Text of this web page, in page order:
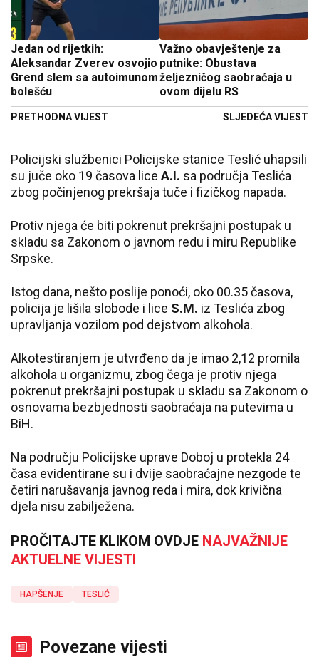
Jedan od rijetkih:
Aleksandar Zverev osvojio
Grend slem sa autoimunom
bolešću
PRETHODNA VIJEST
Važno obavještenje za
putnike: Obustava
željezničog saobraćaja u
ovom dijelu RS
SLJEDEĆA VIJEST
Policijski službenici Policijske stanice Teslić uhapsili
su juče oko 19 časova lice A.I. sa područja Teslića
zbog počinjenog prekršaja tuče i fizičkog napada.
Protiv njega će biti pokrenut prekršajni postupak u
skladu sa Zakonom o javnom redu i miru Republike
Srpske.
Istog dana, nešto poslije ponoći, oko 00.35 časova,
policija je lišila slobode i lice S.M. iz Teslića zbog
upravljanja vozilom pod dejstvom alkohola.
Alkotestiranjem je utvrđeno da je imao 2,12 promila
alkohola u organizmu, zbog čega je protiv njega
pokrenut prekršajni postupak u skladu sa Zakonom o
osnovama bezbjednosti saobraćaja na putevima u
BiH.
Na području Policijske uprave Doboj u protekla 24
časa evidentirane su i dvije saobraćajne nezgode te
četiri narušavanja javnog reda i mira, dok krivična
djela nisu zabilježena.
PROČITAJTE KLIKOM OVDJE NAJVAŽNIJE
AKTUELNE VIJESTI
HAPŠENJE TESLIĆ
Povezane vijesti